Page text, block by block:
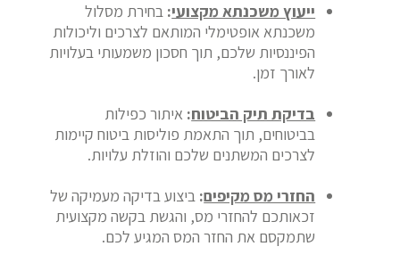
ייעוץ משכנתא מקצועי: בחירת מסלול
משכנתא אופטימלי המותאם לצרכים וליכולות
הפיננסיות שלכם, תוך חסכון משמעותי בעלויות
לאורך זמן.
בדיקת תיק הביטוח: איתור כפילות
בביטוחים, תוך התאמת פוליסות ביטוח קיימות
לצרכים המשתנים שלכם והוזלת עלויות.
החזרי מס מקיפים: ביצוע בדיקה מעמיקה של
זכאותכם להחזרי מס, והגשת בקשה מקצועית
שתמקסם את החזר המס המגיע לכם.